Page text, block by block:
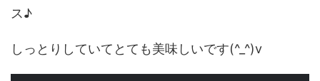
ス♪
しっとりしていてとても美味しいです(^_^)v